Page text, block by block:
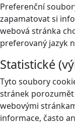
Preferenční
zapamatovat si
webová stránka
preferovaný jazyk
Statistické
Tyto soubory
stránek
webovými
informace, často